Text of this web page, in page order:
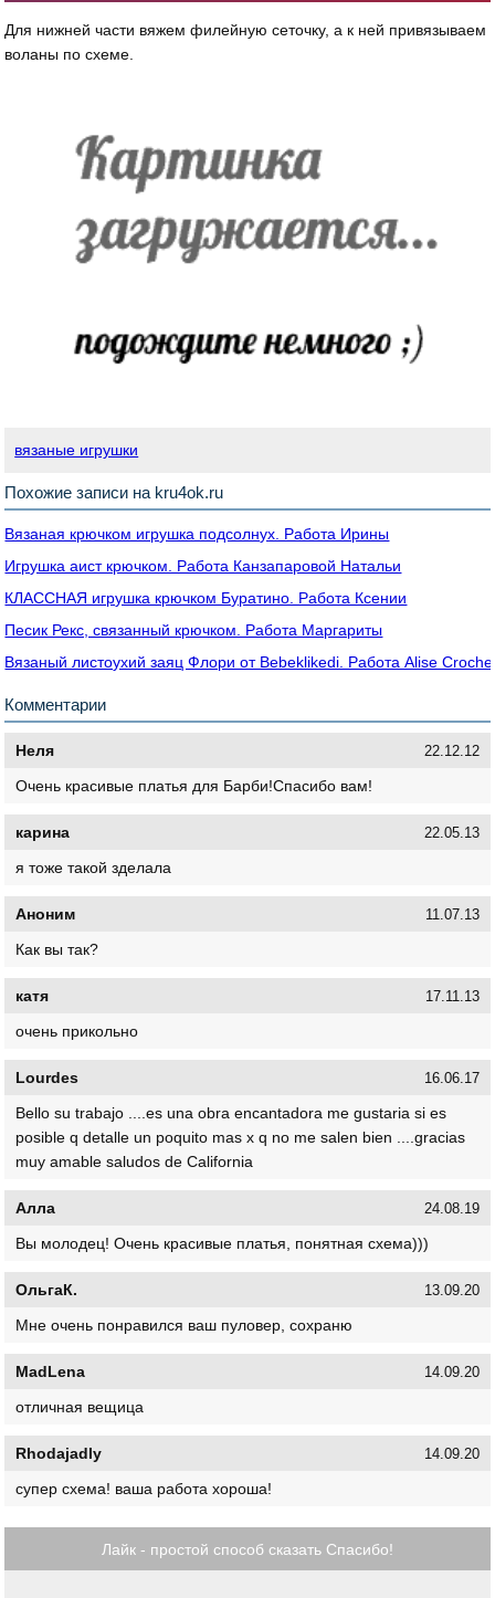
Для нижней части вяжем филейную сеточку, а к ней привязываем
воланы по схеме.
вязаные игрушки
Похожие записи на kru4ok.ru
Вязаная крючком игрушка подсолнух. Работа Ирины
Игрушка аист крючком. Работа Канзапаровой Натальи
КЛАССНАЯ игрушка крючком Буратино. Работа Ксении
Песик Рекс, связанный крючком. Работа Маргариты
Вязаный листоухий заяц Флори от Bebeklikedi. Работа Alise
Комментарии
Неля 22.12.12
Очень красивые платья для Барби!Спасибо вам!
карина 22.05.13
я тоже такой зделала
Аноним 11.07.13
Как вы так?
катя 17.11.13
очень прикольно
Lourdes 16.06.17
Bello su trabajo ....es una obra encantadora me gustaria si es
posible q detalle un poquito mas x q no me salen bien ....gracias
muy amable saludos de California
Алла 24.08.19
Вы молодец! Очень красивые платья, понятная схема)))
ОльгаК. 13.09.20
Мне очень понравился ваш пуловер, сохраню
MadLena 14.09.20
отличная вещица
Rhodajadly 14.09.20
супер схема! ваша работа хороша!
Лайк - простой способ сказать Спасибо!